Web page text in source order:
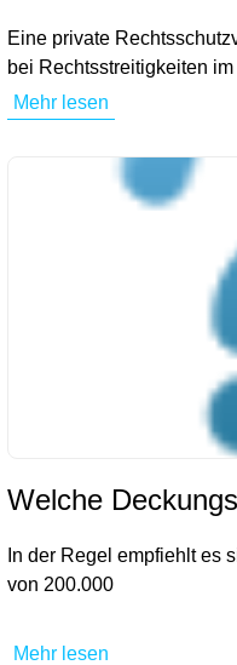
Eine private
bei Rechtsstreitigkeiten
Mehr lesen
Welche
In der Regel empfiehlt es
von 200.000
Mehr lesen